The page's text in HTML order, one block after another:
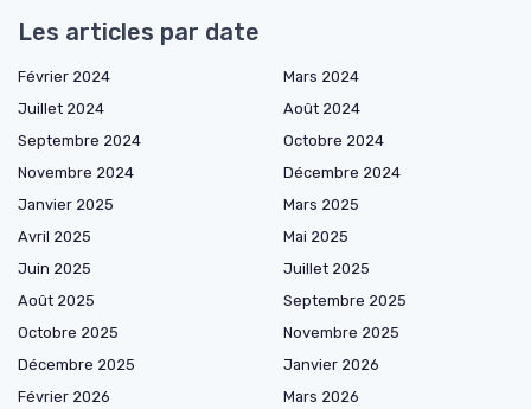
Les articles par date
Février 2024
Mars 2024
Juillet 2024
Août 2024
Septembre 2024
Octobre 2024
Novembre 2024
Décembre 2024
Janvier 2025
Mars 2025
Avril 2025
Mai 2025
Juin 2025
Juillet 2025
Août 2025
Septembre 2025
Octobre 2025
Novembre 2025
Décembre 2025
Janvier 2026
Février 2026
Mars 2026